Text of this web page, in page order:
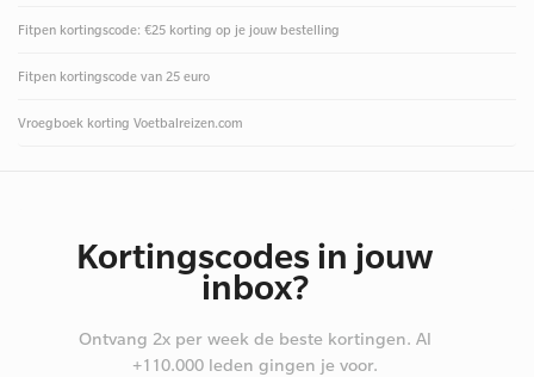
Fitpen kortingscode: €25 korting op je jouw bestelling
Fitpen kortingscode van 25 euro
Vroegboek korting Voetbalreizen.com
Kortingscodes in jouw
inbox?
Ontvang 2x per week de beste kortingen. Al
+110.000 leden gingen je voor.